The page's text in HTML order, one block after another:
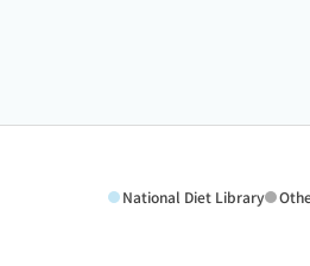
National Diet Library